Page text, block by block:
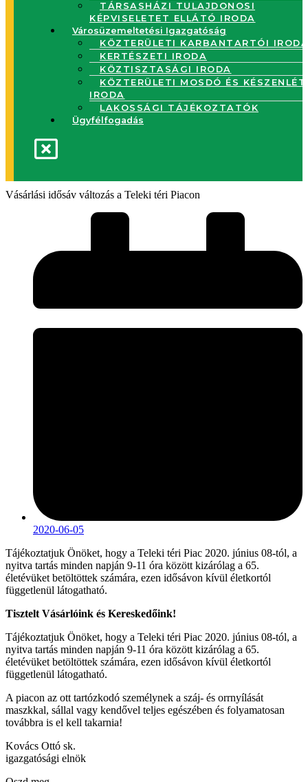
TÁRSASHÁZI TULAJDONOSI
KÉPVISELETET ELLÁTÓ IRODA
Városüzemeltetési Igazgatóság
KÖZTERÜLETI KARBANTARTÓI IRODA
KERTÉSZETI IRODA
KÖZTISZTASÁGI IRODA
KÖZTERÜLETI MOSDÓ ÉS
IRODA
LAKOSSÁGI TÁJÉKOZTATÓK
Ügyfélfogadás
Vásárlási idősáv változás a Teleki téri Piacon
2020-06-05
Tájékoztatjuk Önöket, hogy a Teleki téri Piac 2020. június 08-tól, a
nyitva tartás minden napján 9-11 óra között kizárólag a 65.
életévüket betöltöttek számára, ezen idősávon kívül életkortól
függetlenül látogatható.
Tisztelt Vásárlóink és Kereskedőink!
Tájékoztatjuk Önöket, hogy a Teleki téri Piac 2020. június 08-tól, a
nyitva tartás minden napján 9-11 óra között kizárólag a 65.
életévüket betöltöttek számára, ezen idősávon kívül életkortól
függetlenül látogatható.
A piacon az ott tartózkodó személynek a száj- és orrnyílását
maszkkal, sállal vagy kendővel teljes egészében és folyamatosan
továbbra is el kell takarnia!
Kovács Ottó sk.
igazgatósági elnök